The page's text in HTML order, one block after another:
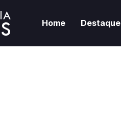
Home Destaque